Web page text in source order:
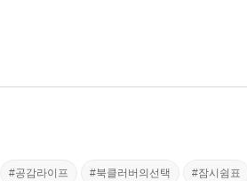
#공감라이프 #북클러버의선택 #잠시쉼표